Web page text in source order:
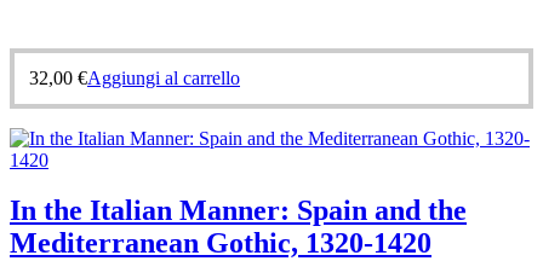
32,00 €Aggiungi al carrello
In the Italian Manner: Spain and the
Mediterranean Gothic, 1320-1420